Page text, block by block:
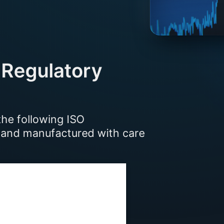
following ISO
manufactured with care